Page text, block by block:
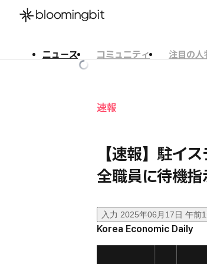
ニュース コミュニティ
注目の人
速報
【速報】駐イ
全職員に待機指
入力 2025年06月17日 午前
Korea Economic Daily